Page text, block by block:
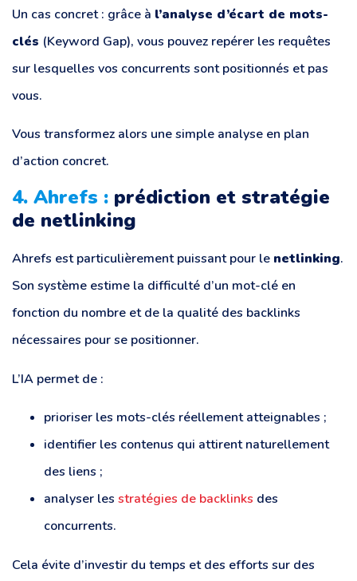
Un cas concret : grâce à l’analyse d’écart de mots-
clés (Keyword Gap), vous pouvez repérer les requêtes
sur lesquelles vos concurrents sont positionnés et pas
vous.
Vous transformez alors une simple analyse en plan
d’action concret.
4. Ahrefs : prédiction et stratégie
de netlinking
Ahrefs est particulièrement puissant pour le netlinking.
Son système estime la difficulté d’un mot-clé en
fonction du nombre et de la qualité des backlinks
nécessaires pour se positionner.
L’IA permet de :
prioriser les mots-clés réellement atteignables ;
identifier les contenus qui attirent naturellement
des liens ;
analyser les stratégies de backlinks des
concurrents.
Cela évite d’investir du temps et des efforts sur des